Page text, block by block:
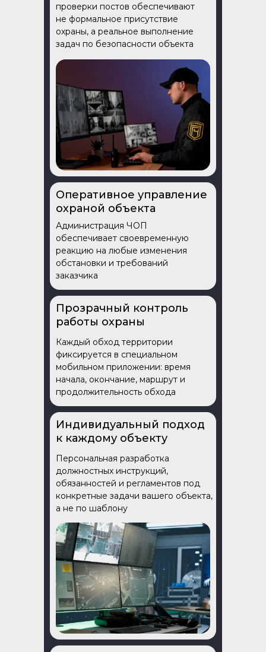
проверки постов обеспечивают
не формальное присутствие
охраны, а реальное выполнение
задач по безопасности объекта
Индивидуальный подход
к каждому объекту
Персональная разработка
должностных инструкций,
обязанностей и регламентов под
конкретные задачи вашего объекта,
а не по шаблону
Оперативное управление
охраной объекта
Администрация ЧОП
обеспечивает своевременную
реакцию на любые изменения
обстановки и требований
заказчика
Прозрачный контроль
работы охраны
Каждый обход территории
фиксируется в специальном
мобильном приложении: время
начала, окончание, маршрут и
продолжительность обхода